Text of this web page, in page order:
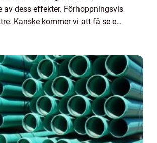
av dess effekter. Förhoppningsvis
Kanske kommer vi att få se ett